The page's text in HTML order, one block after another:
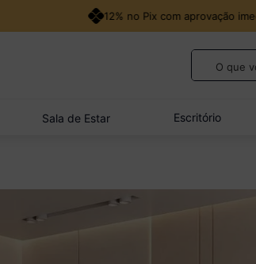
12% no Pix com aprovação
O que
Sala de Estar Escritório
4º
veneza
quarto bebê completo